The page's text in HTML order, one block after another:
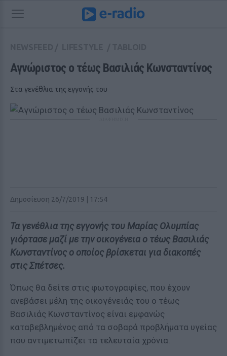
Αγνώριστος ο τέως Βασιλιάς Κωνσταντίνος
Στα γενέθλια της εγγονής του
Δημοσίευση 26/7/2019 | 17:54
Τα γενέθλια της εγγονής του Μαρίας Ολυμπίας
γιόρτασε μαζί με την οικογένεια ο τέως Βασιλιάς
Κωνσταντίνος ο οποίος βρίσκεται για διακοπές
στις Σπέτσες.
Όπως θα δείτε στις φωτογραφίες, που έχουν
ανεβάσει μέλη της οικογένειάς του ο τέως
Βασιλιάς Κωνσταντίνος είναι εμφανώς
καταβεβλημένος από τα σοβαρά προβλήματα υγείας
που αντιμετωπίζει τα τελευταία χρόνια.